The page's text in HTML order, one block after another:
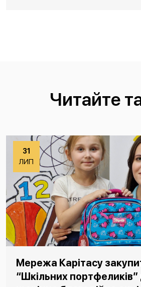
Читайте
31
ЛИП
Мережа Карітасу
“Шкільних портфеликів”